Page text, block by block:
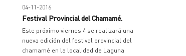
04-11-2016
Festival Provincial del Chamamé.
Este próximo viernes 4 se realizará una
nueva edición del festival provincial del
chamamé en la localidad de Laguna